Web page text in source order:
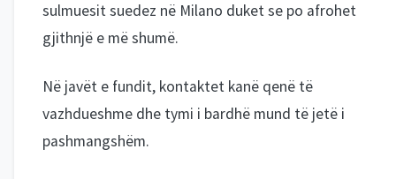
sulmuesit suedez në Milano duket se po afrohet
gjithnjë e më shumë.
Në javët e fundit, kontaktet kanë qenë të
vazhdueshme dhe tymi i bardhë mund të jetë i
pashmangshëm.